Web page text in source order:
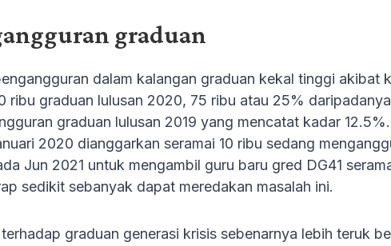
graduan
dalam kalangan graduan kekal tinggi akibat
ribu graduan lulusan 2020, 75 ribu atau 25%
graduan lulusan 2019 yang mencatat kadar
2020 dianggarkan seramai 10 ribu sedang
Jun 2021 untuk mengambil guru baru gred DG41
sedikit sebanyak dapat meredakan masalah ini.
graduan generasi krisis sebenarnya lebih teruk